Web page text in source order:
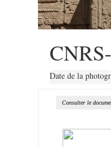
Date de la
Consulter le